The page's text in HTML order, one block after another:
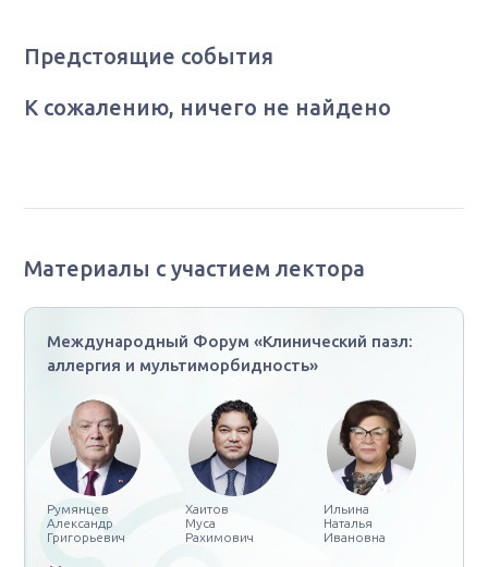
Предстоящие события
К сожалению, ничего не найдено
Материалы с участием лектора
Международный Форум «Клинический пазл:
аллергия и мультиморбидность»
Румянцев
Александр
Григорьевич
Хаитов
Муса
Рахимович
Ильина
Наталья
Ивановна